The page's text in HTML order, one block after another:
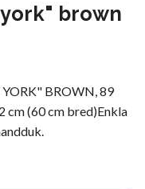
brown
BROWN, 89
cm (60 cm bred)Enkla